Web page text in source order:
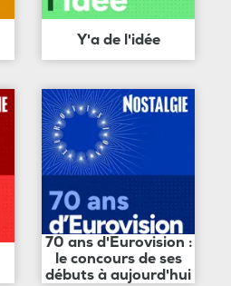
Y'a de l'idée
70 ans d'Eurovision :
le concours de ses
débuts à aujourd'hui